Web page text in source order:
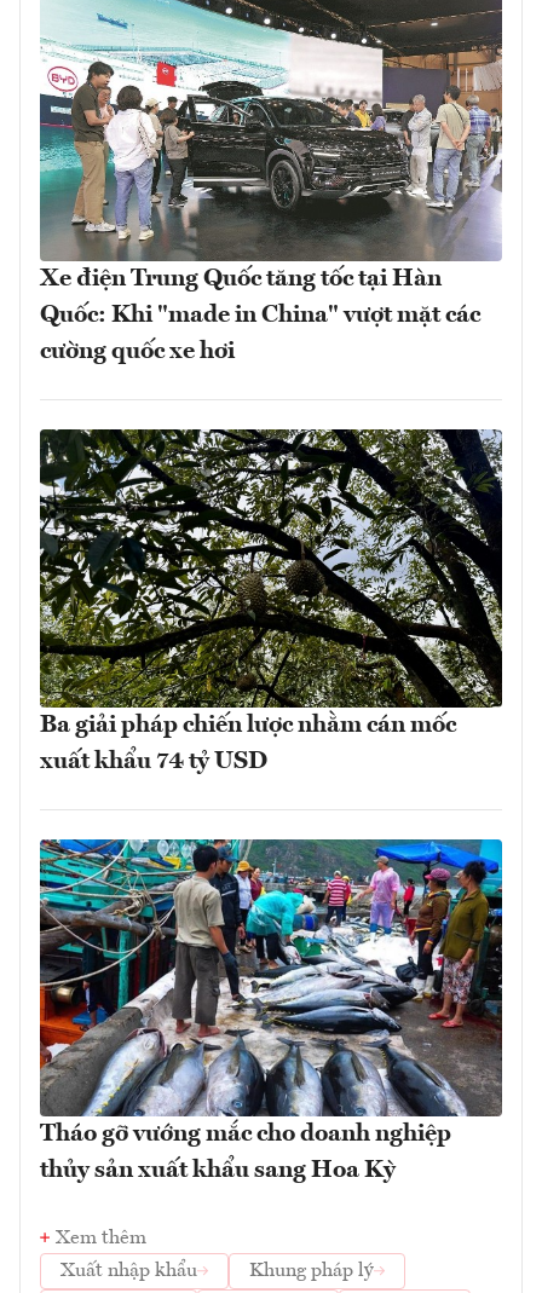
Xe điện Trung Quốc tăng tốc tại Hàn
Quốc: Khi "made in China" vượt mặt các
cường quốc xe hơi
Ba giải pháp chiến lược nhằm cán mốc
xuất khẩu 74 tỷ USD
Tháo gỡ vướng mắc cho doanh nghiệp
thủy sản xuất khẩu sang Hoa Kỳ
Xem thêm
Xuất nhập khẩu
Khung pháp lý